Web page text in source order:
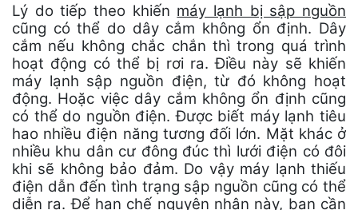
Lý do tiếp theo khiến máy lạnh bị sập nguồn
cũng có thể do dây cắm không ổn định. Dây
cắm nếu không chắc chắn thì trong quá trình
hoạt động có thể bị rơi ra. Điều này sẽ khiến
máy lạnh sập nguồn điện, từ đó không hoạt
động. Hoặc việc dây cắm không ổn định cũng
có thể do nguồn điện. Được biết máy lạnh tiêu
hao nhiều điện năng tương đối lớn. Mặt khác ở
nhiều khu dân cư đông đúc thì lưới điện có đôi
khi sẽ không bảo đảm. Do vậy máy lạnh thiếu
điện dẫn đến tình trạng sập nguồn cũng có thể
diễn ra. Để hạn chế nguyên nhân này, bạn cần